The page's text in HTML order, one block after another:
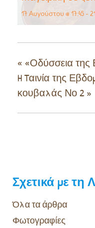
17 Αυγούστου @ 17:45-
« «Οδύσσεια της
H Tαινία της
κουβαλάς Νο 2 »
Σχετικά με τη
Όλα τα άρθρα
Φωτογραφίες